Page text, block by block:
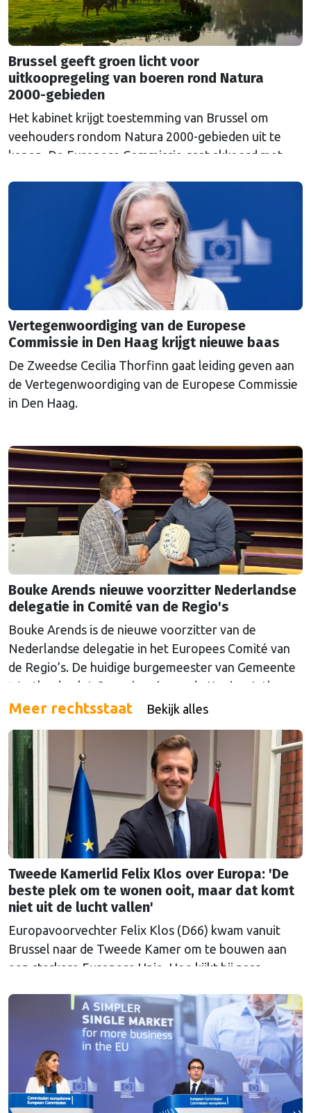
Brussel geeft groen licht voor
uitkoopregeling van boeren rond Natura
2000-gebieden
Het kabinet krijgt toestemming van Brussel om
veehouders rondom Natura 2000-gebieden uit te
kopen. De Europese Commissie gaat akkoord met
Vertegenwoordiging van de Europese
Commissie in Den Haag krijgt nieuwe baas
De Zweedse Cecilia Thorfinn gaat leiding geven aan
de Vertegenwoordiging van de Europese Commissie
in Den Haag.
Bouke Arends nieuwe voorzitter Nederlandse
delegatie in Comité van de Regio's
Bouke Arends is de nieuwe voorzitter van de
Nederlandse delegatie in het Europees Comité van
de Regio’s. De huidige burgemeester van Gemeente
Westland volgt Commissaris van de Koning Arthur
van Dijk (Noord-Holland) op, die de voorzittersrol
Nederlandse regio’s behoorlijk succesvol in hun
lobby in Brussel, en dat komt vooral omdat …
Continued
Meer rechtsstaat Bekijk alles
Tweede Kamerlid Felix Klos over Europa: 'De
beste plek om te wonen ooit, maar dat komt
niet uit de lucht vallen'
Europavoorvechter Felix Klos (D66) kwam vanuit
Brussel naar de Tweede Kamer om te bouwen aan
een sterkere Europese Unie. Hoe kijkt hij naar
heeft kunnen proeven van de Brusselse én de
Haagse politiek?